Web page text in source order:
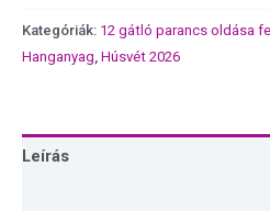
Kategóriák: 12 gátló parancs oldása
Hanganyag Húsvét 2026
Leírás